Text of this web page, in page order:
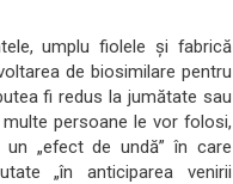
umplu fiolele și fabrică
de biosimilare pentru
fi redus la jumătate sau
persoane le vor folosi,
„efect de undă” în care
„în anticiparea venirii